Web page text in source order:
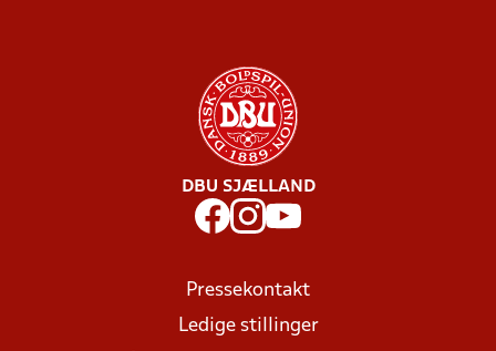
DBU SJÆLLAND
Pressekontakt
Ledige stillinger